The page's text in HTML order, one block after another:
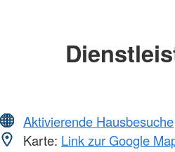
Aktivierende Hausbesuche
Karte: Link zur Google